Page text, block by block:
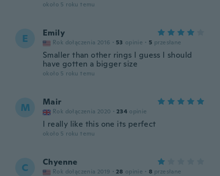
około 5 roku temu
E Emily
Rok dołączenia 2016 · 53 opinie · 5 przesłane
Smaller than other rings I guess I should
have gotten a bigger size
około 5 roku temu
M Mair
Rok dołączenia 2020 · 234 opinie
I really like this one its perfect
około 5 roku temu
C Chyenne
Rok dołączenia 2019 · 28 opinie · 8 przesłane